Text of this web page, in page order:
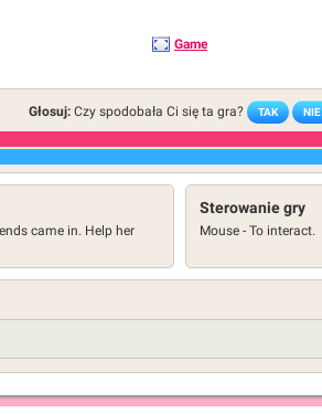
Game
Głosuj:Czy spodobała Ci się ta gra? TAK NIE
came in. Help her
Sterowanie gry
Mouse - To interact.